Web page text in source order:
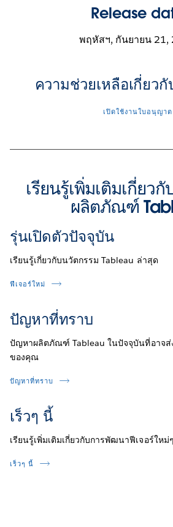
Release
พฤหัสฯ, กันยายน 21,
ความช่วยเหลือเกี่ย
เปิดใช้งานใบอนุญาต
เรียนรู้เพิ่มเติมเกี่ยว
ผลิตภัณฑ์
รุ่นเปิดตัวปัจจุบัน
เรียนรู้เกี่ยวกับนวัตกรรม Tableau ล่าสุด
ฟีเจอร์ใหม่
ปัญหาที่ทราบ
ปัญหาผลิตภัณฑ์ Tableau ในปัจจุบันที่อาจส่
ของคุณ
ปัญหาที่ทราบ
เร็วๆ นี้
เรียนรู้เพิ่มเติมเกี่ยวกับการพัฒนาฟีเจอร์ใหม่ๆ
เร็วๆ นี้